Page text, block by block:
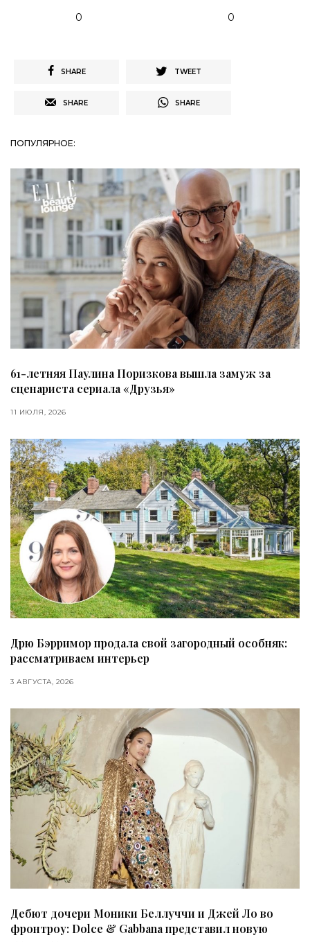
0 0
SHARE TWEET
SHARE SHARE
ПОПУЛЯРНОЕ:
61-летняя Паулина Поризкова вышла замуж за
сценариста сериала «Друзья»
11 ИЮЛЯ, 2026
Дрю Бэрримор продала свой загородный особняк:
рассматриваем интерьер
3 АВГУСТА, 2026
Дебют дочери Моники Беллуччи и Джей Ло во
фронтроу: Dolce & Gabbana представил новую